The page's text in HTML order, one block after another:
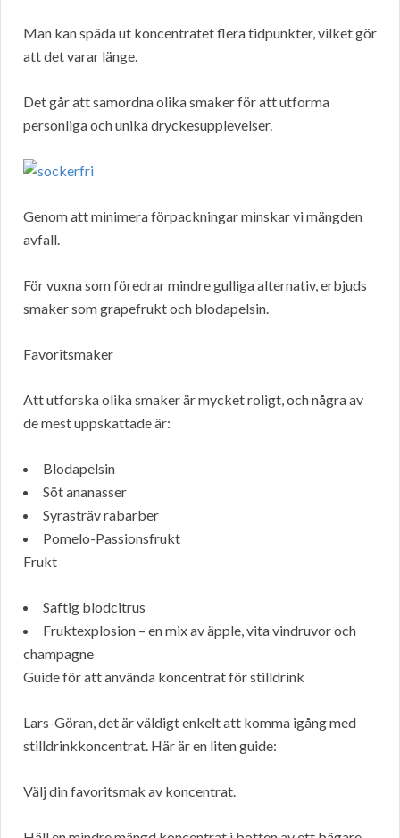
Man kan späda ut koncentratet flera tidpunkter, vilket gör
att det varar länge.
Det går att samordna olika smaker för att utforma
personliga och unika dryckesupplevelser.
Genom att minimera förpackningar minskar vi mängden
avfall.
För vuxna som föredrar mindre gulliga alternativ, erbjuds
smaker som grapefrukt och blodapelsin.
Favoritsmaker
Att utforska olika smaker är mycket roligt, och några av
de mest uppskattade är:
Blodapelsin
Söt ananasser
Syrasträv rabarber
Pomelo-Passionsfrukt
Frukt
Saftig blodcitrus
Fruktexplosion – en mix av äpple, vita vindruvor och
champagne
Guide för att använda koncentrat för stilldrink
Lars-Göran, det är väldigt enkelt att komma igång med
stilldrinkkoncentrat. Här är en liten guide:
Välj din favoritsmak av koncentrat.